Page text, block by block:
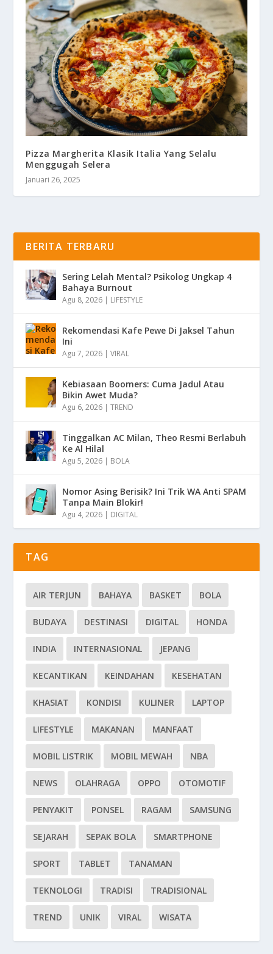
Pizza Margherita Klasik Italia Yang Selalu
Menggugah Selera
Januari 26, 2025
BERITA TERBARU
Sering Lelah Mental? Psikolog Ungkap 4
Bahaya Burnout
Agu 8, 2026 | LIFESTYLE
Rekomendasi Kafe Pewe Di Jaksel Tahun
Ini
Agu 7, 2026 |VIRAL
Kebiasaan Boomers: Cuma Jadul Atau
Bikin Awet Muda?
Agu 6, 2026 |TREND
Tinggalkan AC Milan, Theo Resmi Berlabuh
Ke Al Hilal
Agu 5, 2026 | BOLA
Nomor Asing Berisik? Ini Trik WA Anti SPAM
Tanpa Main Blokir!
Agu 4, 2026 | DIGITAL
TAG
AIR TERJUN BAHAYA BASKET BOLA
BUDAYA DESTINASI DIGITAL HONDA
INDIA INTERNASIONAL JEPANG
KECANTIKAN KEINDAHAN KESEHATAN
KHASIAT KONDISI KULINER LAPTOP
LIFESTYLE MAKANAN MANFAAT
MOBIL LISTRIK MOBIL MEWAH NBA
NEWS OLAHRAGA OPPO OTOMOTIF
PENYAKIT PONSEL RAGAM SAMSUNG
SEJARAH SEPAK BOLA SMARTPHONE
SPORT TABLET TANAMAN
TEKNOLOGI TRADISI TRADISIONAL
TREND UNIK VIRAL WISATA